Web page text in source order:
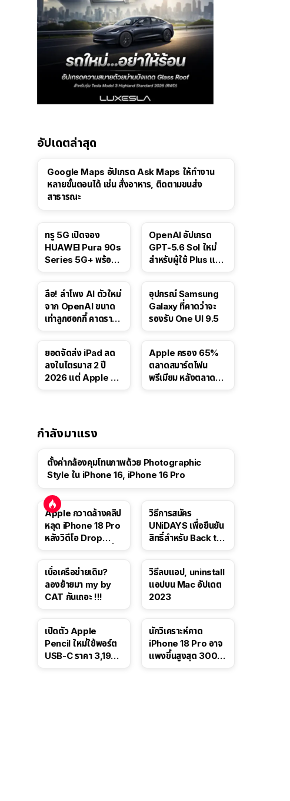
อัปเดตล่าสุด
Google Maps อัปเกรด Ask Maps ให้ทำงาน
หลายขั้นตอนได้ เช่น สั่งอาหาร, ติดตามขนส่ง
สาธารณะ
ทรู 5G เปิดจอง
HUAWEI Pura 90s
Series 5G+ พร้อม
OpenAI อัปเกรด
GPT-5.6 Sol ใหม่
สำหรับผู้ใช้ Plus และ
ลือ! ลำโพง AI ตัวใหม่
จาก OpenAI ขนาด
เท่าลูกฮอกกี้ คาดราคา
อุปกรณ์ Samsung
Galaxy ที่คาดว่าจะ
รองรับ One UI 9.5
ยอดจัดส่ง iPad ลด
ลงในไตรมาส 2 ปี
2026 แต่ Apple ยัง
Apple ครอง 65%
ตลาดสมาร์ตโฟน
พรีเมียม หลังตลาดทำ
กำลังมาแรง
ตั้งค่ากล้องคุมโทนภาพด้วย Photographic
Style ใน iPhone 16, iPhone 16 Pro
Apple กวาดล้างคลิป
หลุด iPhone 18 Pro
หลังวิดีโอ Drop
วิธีการสมัคร
UNiDAYS เพื่อยืนยัน
สิทธิ์สำหรับ Back to
เบื่อเครือข่ายเดิม?
ลองย้ายมา my by
CAT กันเถอะ !!!
วิธีลบแอป, uninstall
แอปบน Mac อัปเดต
2023
เปิดตัว Apple
Pencil ใหม่ใช้พอร์ต
USB-C ราคา 3,190
นักวิเคราะห์คาด
iPhone 18 Pro อาจ
แพงขึ้นสูงสุด 300